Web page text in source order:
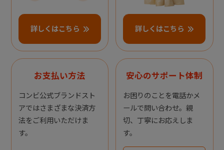
詳しくはこちら 詳しくはこちら
お支払い方法
コンビ公式ブランドスト
アではさまざまな決済方
法をご利用いただけま
す。
安心のサポート体制
お困りのことを電話かメ
ールで問い合わせ。親
切、丁寧にお応えしま
す。